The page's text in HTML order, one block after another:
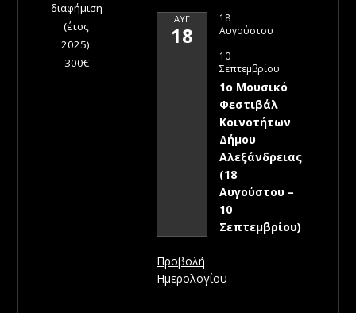
διαφήμιση
(έτος
2025):
300€
ΑΥΓ
18
18
Αυγούστου
-
10
Σεπτεμβρίου
1ο Μουσικό
Φεστιβάλ
Κοινοτήτων
Δήμου
Αλεξάνδρειας
(18
Αυγούστου –
10
Σεπτεμβρίου)